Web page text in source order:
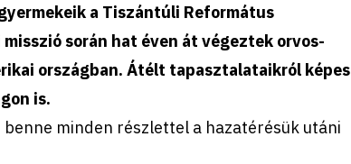
a Tiszántúli Református
során hat éven át végeztek orvos-
országban. Átélt tapasztalataikról képes
is.
minden részlettel a hazatérésük utáni